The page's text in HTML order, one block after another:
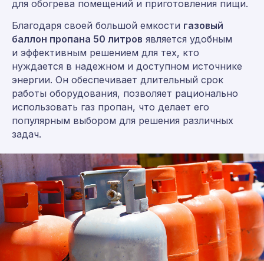
для обогрева помещений и приготовления пищи.
Благодаря своей большой емкости газовый
баллон пропана 50 литров является удобным
и эффективным решением для тех, кто
нуждается в надежном и доступном источнике
энергии. Он обеспечивает длительный срок
работы оборудования, позволяет рационально
использовать газ пропан, что делает его
популярным выбором для решения различных
задач.